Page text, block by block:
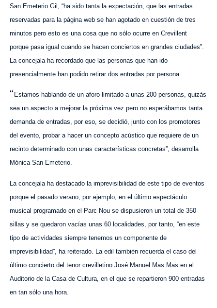
San Emeterio Gil, “ha sido tanta la expectación, que las entradas
reservadas para la página web se han agotado en cuestión de tres
minutos pero esto es una cosa que no sólo ocurre en Crevillent
porque pasa igual cuando se hacen conciertos en grandes ciudades”.
La concejala ha recordado que las personas que han ido
presencialmente han podido retirar dos entradas por persona.
“ Estamos hablando de un aforo limitado a unas 200 personas, quizás
sea un aspecto a mejorar la próxima vez pero no esperábamos tanta
demanda de entradas, por eso, se decidió, junto con los promotores
del evento, probar a hacer un concepto acústico que requiere de un
recinto determinado con unas características concretas”, desarrolla
Mónica San Emeterio.
La concejala ha destacado la imprevisibilidad de este tipo de eventos
porque el pasado verano, por ejemplo, en el último espectáculo
musical programado en el Parc Nou se dispusieron un total de 350
sillas y se quedaron vacías unas 60 localidades, por tanto, “en este
tipo de actividades siempre tenemos un componente de
imprevisibilidad”, ha reiterado. La edil también recuerda el caso del
último concierto del tenor crevilletino José Manuel Mas Mas en el
Auditorio de la Casa de Cultura, en el que se repartieron 900 entradas
en tan sólo una hora.